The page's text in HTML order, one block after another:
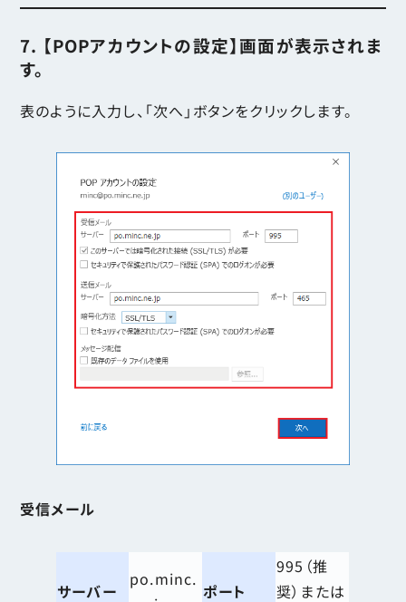
7. 【POPアカウントの設定】画面が表示されま
す。
表のように入力し、「次へ」ボタンをクリックします。
受信メール
サーバー
po.minc.
ポート
995（推
奨）または